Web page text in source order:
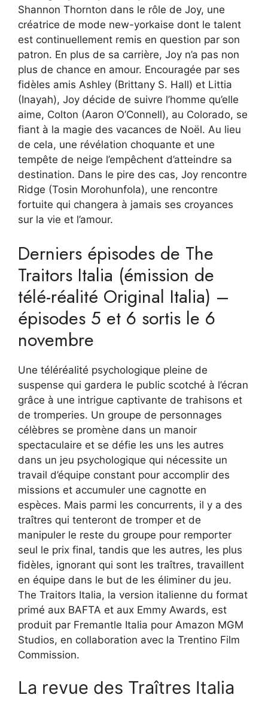
Shannon Thornton dans le rôle de Joy, une
créatrice de mode new-yorkaise dont le talent
est continuellement remis en question par son
patron. En plus de sa carrière, Joy n’a pas non
plus de chance en amour. Encouragée par ses
fidèles amis Ashley (Brittany S. Hall) et Littia
(Inayah), Joy décide de suivre l’homme qu’elle
aime, Colton (Aaron O’Connell), au Colorado, se
fiant à la magie des vacances de Noël. Au lieu
de cela, une révélation choquante et une
tempête de neige l’empêchent d’atteindre sa
destination. Dans le pire des cas, Joy rencontre
Ridge (Tosin Morohunfola), une rencontre
fortuite qui changera à jamais ses croyances
sur la vie et l’amour.
Derniers épisodes de The
Traitors Italia (émission de
télé-réalité Original Italia) –
épisodes 5 et 6 sortis le 6
novembre
Une téléréalité psychologique pleine de
suspense qui gardera le public scotché à l’écran
grâce à une intrigue captivante de trahisons et
de tromperies. Un groupe de personnages
célèbres se promène dans un manoir
spectaculaire et se défie les uns les autres
dans un jeu psychologique qui nécessite un
travail d’équipe constant pour accomplir des
missions et accumuler une cagnotte en
espèces. Mais parmi les concurrents, il y a des
traîtres qui tenteront de tromper et de
manipuler le reste du groupe pour remporter
seul le prix final, tandis que les autres, les plus
fidèles, ignorant qui sont les traîtres, travaillent
en équipe dans le but de les éliminer du jeu.
The Traitors Italia, la version italienne du format
primé aux BAFTA et aux Emmy Awards, est
produit par Fremantle Italia pour Amazon MGM
Studios, en collaboration avec la Trentino Film
Commission.
La revue des Traîtres Italia